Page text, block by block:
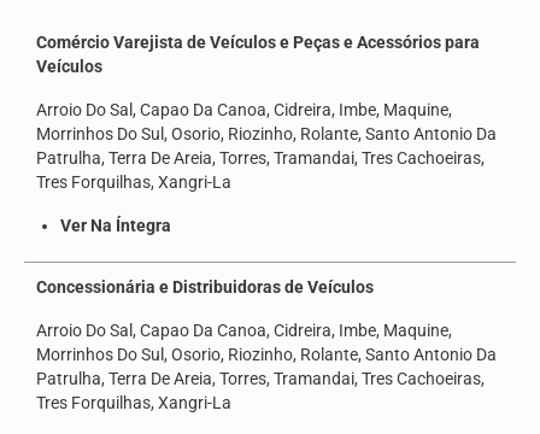
Diretoria
Homologação
Seus direitos
Jurídico
Subsedes
Notícias
Convenções e Acordos
Comércio Varejista de Veículos e Peças e Acessórios para
Veículos
Arroio Do Sal, Capao Da Canoa, Cidreira, Imbe, Maquine,
Morrinhos Do Sul, Osorio, Riozinho, Rolante, Santo Antonio Da
Patrulha, Terra De Areia, Torres, Tramandai, Tres Cachoeiras,
Tres Forquilhas, Xangri-La
Ver Na Íntegra
Concessionária e Distribuidoras de Veículos
Arroio Do Sal, Capao Da Canoa, Cidreira, Imbe, Maquine,
Morrinhos Do Sul, Osorio, Riozinho, Rolante, Santo Antonio Da
Patrulha, Terra De Areia, Torres, Tramandai, Tres Cachoeiras,
Tres Forquilhas, Xangri-La